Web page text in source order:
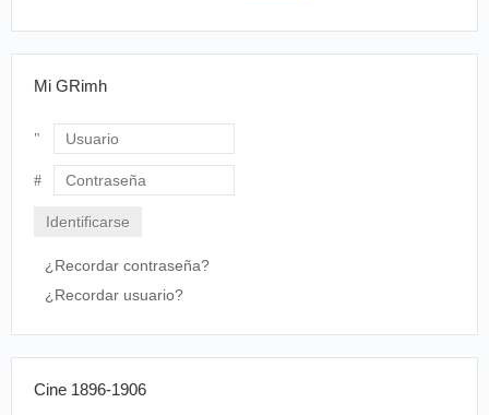
Mi GRimh
Usuario
¿Recordar contraseña?
¿Recordar usuario?
Cine 1896-1906